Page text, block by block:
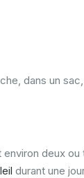
dans un
environ deux ou
durant une